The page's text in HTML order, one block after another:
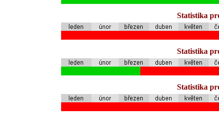
Statistika
Statistika
Statistika